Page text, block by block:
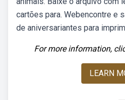
cartões para. Webencontre e
de aniversariantes para
For more information,
LEARN